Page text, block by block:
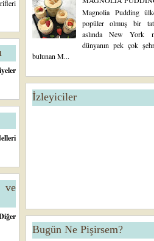
ve
Magnolia Pudding
popüler olmuş bir
aslında New York
dünyanın pek çok
bulunan M...
İzleyiciler
Bugün Ne Pişirsem?